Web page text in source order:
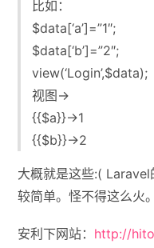
比如：
$data[‘a’]=”1″;
$data[‘b’]=”2″;
view(‘Login’,$data);
视图->
{{$a}}->1
{{$b}}->2
大概就是这些:(
较简单。怪不得这么火。
安利下网站： http://